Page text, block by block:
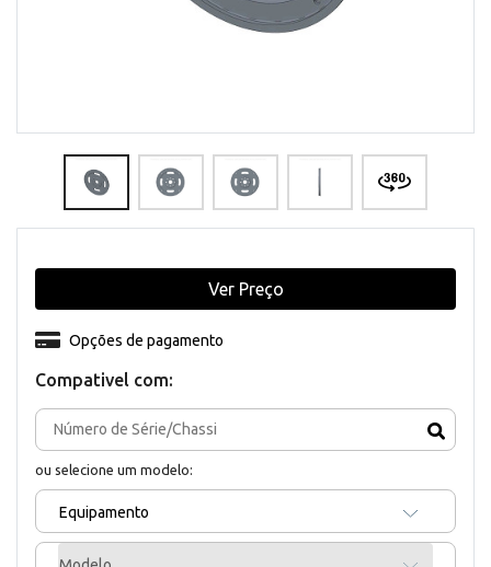
Compativel com:
ou selecione um modelo:
Equipamento
Opções de pagamento
Ver Preço